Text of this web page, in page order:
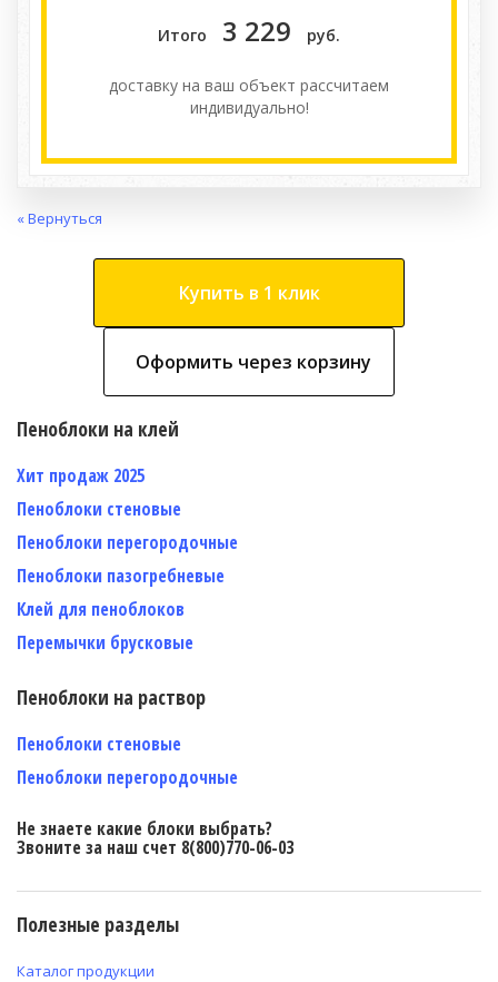
Итого 3 229 руб.
доставку на ваш объект расcчитаем
индивидуально!
« Вернуться
Купить в 1 клик
Оформить через корзину
Пеноблоки на клей
Хит продаж 2025
Пеноблоки стеновые
Пеноблоки перегородочные
Пеноблоки пазогребневые
Клей для пеноблоков
Перемычки брусковые
Пеноблоки на раствор
Пеноблоки стеновые
Пеноблоки перегородочные
Не знаете какие блоки выбрать?
Звоните за наш счет 8(800)770-06-03
Полезные разделы
Каталог продукции